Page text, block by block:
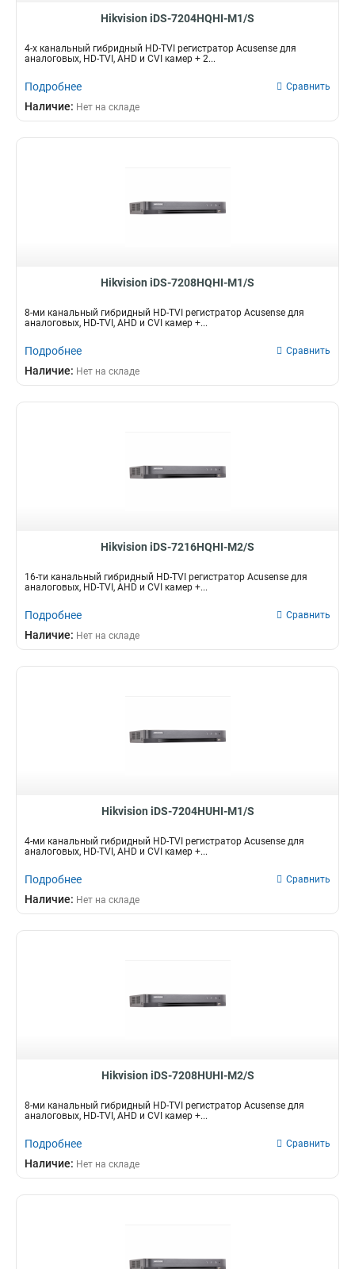
Hikvision iDS-7204HQHI-M1/S
4-х канальный гибридный HD-TVI регистратор Acusense для
аналоговых, HD-TVI, AHD и CVI камер + 2...
Подробнее Сравнить
Наличие: Нет на складе
Hikvision iDS-7208HQHI-M1/S
8-ми канальный гибридный HD-TVI регистратор Acusense для
аналоговых, HD-TVI, AHD и CVI камер +...
Подробнее Сравнить
Наличие: Нет на складе
Hikvision iDS-7216HQHI-M2/S
16-ти канальный гибридный HD-TVI регистратор Acusense для
аналоговых, HD-TVI, AHD и CVI камер +...
Подробнее Сравнить
Наличие: Нет на складе
Hikvision iDS-7204HUHI-M1/S
4-ми канальный гибридный HD-TVI регистратор Acusense для
аналоговых, HD-TVI, AHD и CVI камер +...
Подробнее Сравнить
Наличие: Нет на складе
Hikvision iDS-7208HUHI-M2/S
8-ми канальный гибридный HD-TVI регистратор Acusense для
аналоговых, HD-TVI, AHD и CVI камер +...
Подробнее Сравнить
Наличие: Нет на складе